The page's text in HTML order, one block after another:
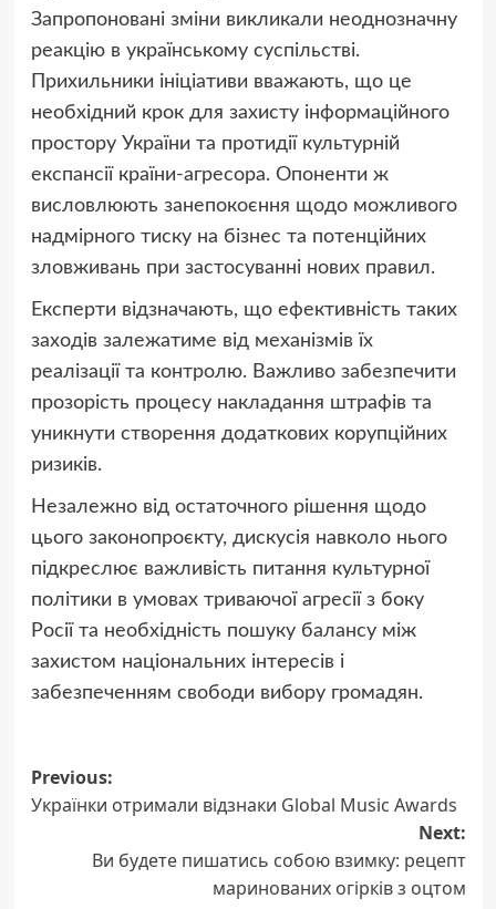
Запропоновані зміни викликали неоднозначну
реакцію в українському суспільстві.
Прихильники ініціативи вважають, що це
необхідний крок для захисту інформаційного
простору України та протидії культурній
експансії країни-агресора. Опоненти ж
висловлюють занепокоєння щодо можливого
надмірного тиску на бізнес та потенційних
зловживань при застосуванні нових правил.
Експерти відзначають, що ефективність таких
заходів залежатиме від механізмів їх
реалізації та контролю. Важливо забезпечити
прозорість процесу накладання штрафів та
уникнути створення додаткових корупційних
ризиків.
Незалежно від остаточного рішення щодо
цього законопроєкту, дискусія навколо нього
підкреслює важливість питання культурної
політики в умовах триваючої агресії з боку
Росії та необхідність пошуку балансу між
захистом національних інтересів і
забезпеченням свободи вибору громадян.
Post
navigation
Previous:
Українки отримали відзнаки Global Music Awards
Next:
Ви будете пишатись собою взимку: рецепт
маринованих огірків з оцтом